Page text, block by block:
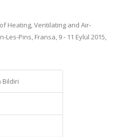
Heating, Ventilating and Air-
Les-Pins, Fransa, 9 - 11 Eylül 2015,
Bildiri